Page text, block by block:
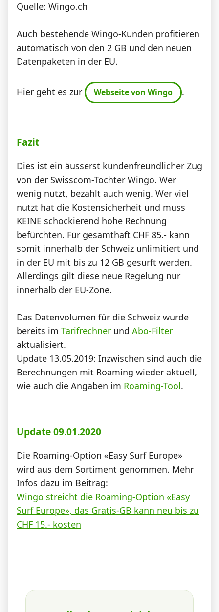
Quelle: Wingo.ch
Auch bestehende Wingo-Kunden profitieren
automatisch von den 2 GB und den neuen
Datenpaketen in der EU.
Hier geht es zur Webseite von Wingo .
Fazit
Dies ist ein äusserst kundenfreundlicher Zug
von der Swisscom-Tochter Wingo. Wer
wenig nutzt, bezahlt auch wenig. Wer viel
nutzt hat die Kostensicherheit und muss
KEINE schockierend hohe Rechnung
befürchten. Für gesamthaft CHF 85.- kann
somit innerhalb der Schweiz unlimitiert und
in der EU mit bis zu 12 GB gesurft werden.
Allerdings gilt diese neue Regelung nur
innerhalb der EU-Zone.
Das Datenvolumen für die Schweiz wurde
bereits im Tarifrechner und Abo-Filter
aktualisiert.
Update 13.05.2019: Inzwischen sind auch die
Berechnungen mit Roaming wieder aktuell,
wie auch die Angaben im Roaming-Tool.
Update 09.01.2020
Die Roaming-Option «Easy Surf Europe»
wird aus dem Sortiment genommen. Mehr
Infos dazu im Beitrag:
Wingo streicht die Roaming-Option «Easy
Surf Europe», das Gratis-GB kann neu bis zu
CHF 15.- kosten